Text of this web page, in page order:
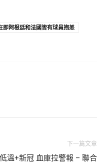
即阿根廷和法國皆有球員抱恙
下一篇文章
低溫+新冠 血庫拉警報 – 聯合